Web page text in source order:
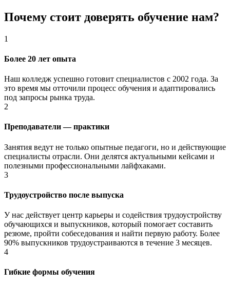
Почему стоит доверять обучение нам?
1
Более 20 лет опыта
Наш колледж успешно готовит специалистов с 2002 года. За
это время мы отточили процесс обучения и адаптировались
под запросы рынка труда.
2
Преподаватели — практики
Занятия ведут не только опытные педагоги, но и действующие
специалисты отрасли. Они делятся актуальными кейсами и
полезными профессиональными лайфхаками.
3
Трудоустройство после выпуска
У нас действует центр карьеры и содействия трудоустройству
обучающихся и выпускников, который помогает составить
резюме, пройти собеседования и найти первую работу. Более
90% выпускников трудоустраиваются в течение 3 месяцев.
4
Гибкие формы обучения